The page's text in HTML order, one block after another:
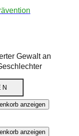
Gewalt an
anzeigen
anzeigen